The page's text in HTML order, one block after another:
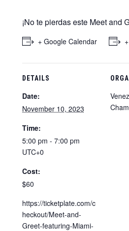
¡No te pierdas este Meet and
+ Google Calendar
DETAILS
Date:
November 10, 2023
Time:
5:00 pm - 7:00 pm
UTC+0
Cost:
$60
https://ticketplate.com/c
heckout/Meet-and-
Greet-featuring-Miami-